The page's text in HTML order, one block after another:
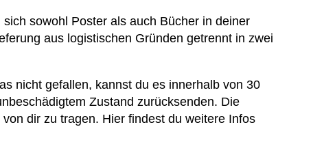
sich sowohl Poster als auch Bücher in deiner
aus logistischen Gründen getrennt in zwei
nicht gefallen, kannst du es innerhalb von 30
Zustand zurücksenden. Die
dir zu tragen. Hier findest du weitere Infos